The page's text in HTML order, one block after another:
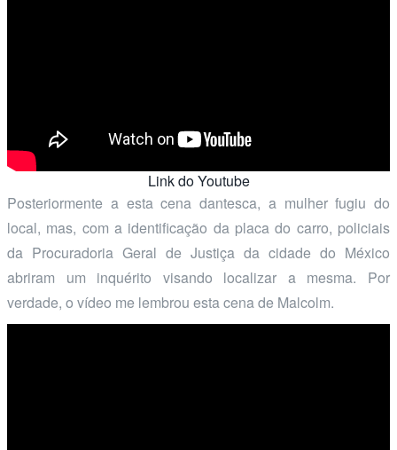
Link do Youtube
Posteriormente a esta cena dantesca, a mulher fugiu do
local, mas, com a identificação da placa do carro, policiais
da Procuradoria Geral de Justiça da cidade do México
abriram um inquérito visando localizar a mesma. Por
verdade, o vídeo me lembrou esta cena de Malcolm.